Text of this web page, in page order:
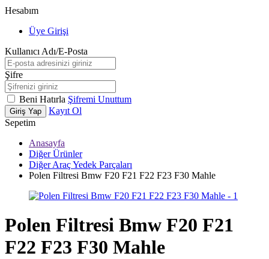
Hesabım
Üye Girişi
Kullanıcı Adı/E-Posta
Şifre
Beni Hatırla Şifremi Unuttum
Giriş Yap
Kayıt Ol
Sepetim
Anasayfa
Diğer Ürünler
Diğer Araç Yedek Parçaları
Polen Filtresi Bmw F20 F21 F22 F23 F30 Mahle
Polen Filtresi Bmw F20 F21
F22 F23 F30 Mahle